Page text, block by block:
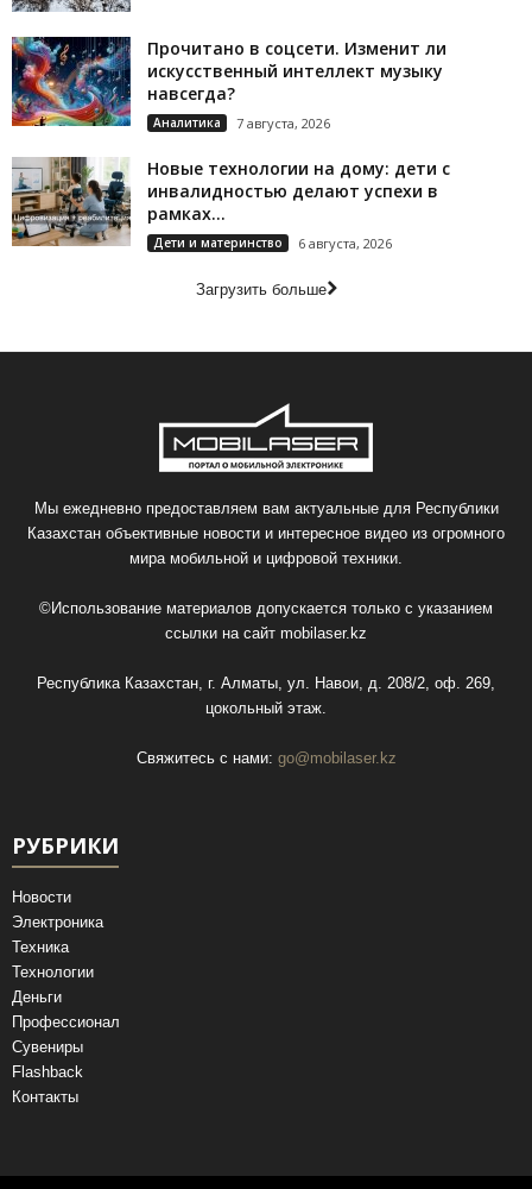
Прочитано в соцсети. Изменит ли
искусственный интеллект музыку
навсегда?
Аналитика 7 августа, 2026
Новые технологии на дому: дети с
инвалидностью делают успехи в
рамках...
Дети и материнство 6 августа, 2026
Загрузить больше
Мы ежедневно предоставляем вам актуальные для Республики
Казахстан объективные новости и интересное видео из огромного
мира мобильной и цифровой техники.
©Использование материалов допускается только с указанием
ссылки на сайт mobilaser.kz
Республика Казахстан, г. Алматы, ул. Навои, д. 208/2, оф. 269,
цокольный этаж.
Свяжитесь с нами: go@mobilaser.kz
РУБРИКИ
Новости
Электроника
Техника
Технологии
Деньги
Профессионал
Сувениры
Flashback
Контакты